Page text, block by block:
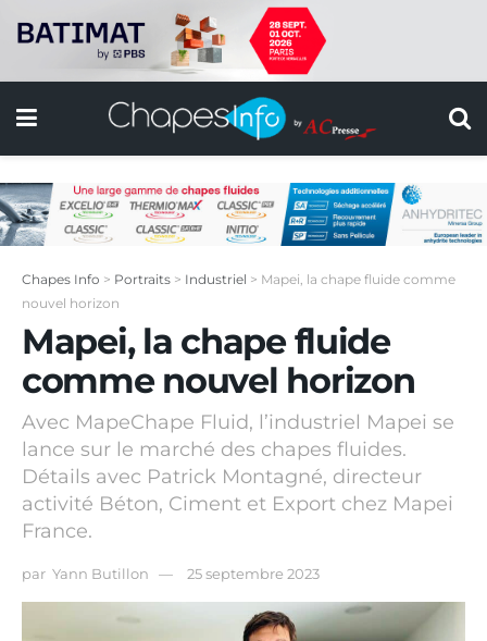
Chapes Info > Portraits > Industriel > Mapei, la chape fluide comme
nouvel horizon
Mapei, la chape fluide
comme nouvel horizon
Avec MapeChape Fluid, l’industriel Mapei se
lance sur le marché des chapes fluides.
Détails avec Patrick Montagné, directeur
activité Béton, Ciment et Export chez Mapei
France.
par Yann Butillon 25 septembre 2023